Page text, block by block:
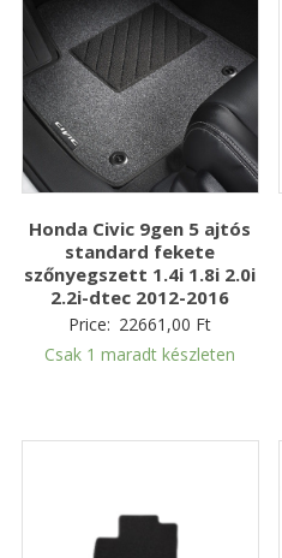
Honda Civic 9gen 5 ajtós
standard fekete
szőnyegszett 1.4i 1.8i 2.0i
2.2i-dtec 2012-2016
Price: 22661,00 Ft
Csak 1 maradt készleten